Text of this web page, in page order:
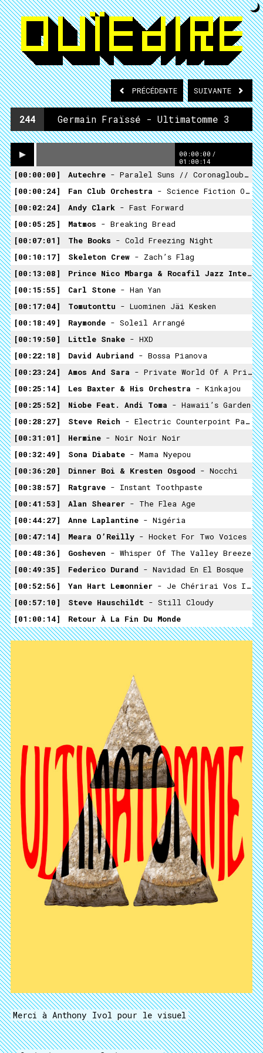
PRÉCÉDENTE SUIVANTE
244 Germain Fraïssé - Ultimatomme 3
00:00:00 /
01:00:14
00:00:00 Autechre - Paralel Suns // Coronagloubiboulga
00:00:24
Fan Club Orchestra - Science Fiction Overdrive
00:02:24
Andy Clark - Fast Forward
00:05:25
Matmos - Breaking Bread
00:07:01
The Books - Cold Freezing Night
00:10:17
Skeleton Crew - Zach’s Flag
00:13:08
Prince Nico Mbarga & Rocafil Jazz International
00:15:55
Carl Stone - Han Yan
00:17:04
Tomutonttu - Luominen Jäi Kesken
00:18:49
Raymonde - Soleil Arrangé
00:19:50
Little Snake - HXD
00:22:18
David Aubriand - Bossa Pianova
00:23:24
Amos And Sara - Private World Of A Private Eye
00:25:14
Les Baxter & His Orchestra - Kinkajou
00:25:52
Niobe Feat. Andi Toma - Hawaii’s Garden
00:28:27
Steve Reich - Electric Counterpoint Part 3
00:31:01
Hermine - Noir Noir Noir
00:32:49
Sona Diabate - Mama Nyepou
00:36:20
Dinner Boi & Kresten Osgood - Nocchi
00:38:57
Ratgrave - Instant Toothpaste
00:41:53
Alan Shearer - The Flea Age
00:44:27
Anne Laplantine - Nigéria
00:47:14
Meara O’Reilly - Hocket For Two Voices
00:48:36
Gosheven - Whisper Of The Valley Breeze
00:49:35
Federico Durand - Navidad En El Bosque
00:52:56
Yan Hart Lemonnier - Je Chérirai Vos Idéaux Esseulés Jusqu’à Votre Retour
00:57:10
Steve Hauschildt - Still Cloudy
01:00:14
Retour À La Fin Du Monde
Merci à Anthony Ivol pour le visuel